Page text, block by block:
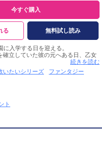
今すぐ購入
る 無料試し読み
入学する日を迎える。
立していた彼の元へある日、乙女
続きを読む
いたいシリーズ
ファンタジー
ト